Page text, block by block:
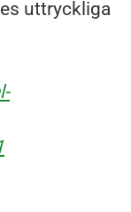
uttryckliga